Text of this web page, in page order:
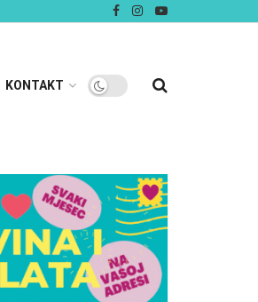
KONTAKT